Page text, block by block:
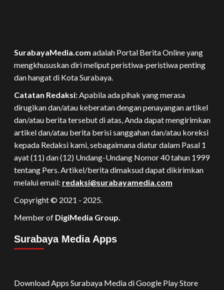
SurabayaMedia.com adalah Portal Berita Online yang
mengkhususkan diri meliput peristiwa-peristiwa penting
dan hangat di Kota Surabaya.
Catatan Redaksi:Apabila ada pihak yang merasa
dirugikan dan/atau keberatan dengan penayangan artikel
dan/atau berita tersebut di atas, Anda dapat mengirimkan
artikel dan/atau berita berisi sanggahan dan/atau koreksi
kepada Redaksi kami, sebagaimana diatur dalam Pasal 1
ayat (11) dan (12) Undang-Undang Nomor 40 tahun 1999
tentang Pers. Artikel/berita dimaksud dapat dikirimkan
melalui email: redaksi@surabayamedia.com
Copyright © 2021 - 2025.
Member of DigiMedia Group.
Surabaya Media Apps
Download Apps Surabaya Media di Google Play Store